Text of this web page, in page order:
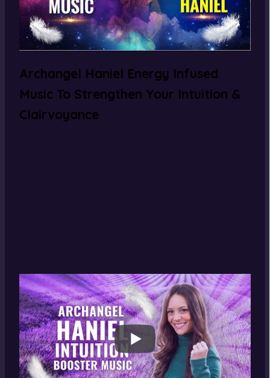
Archangel Haniel Energy Infused
Music To Strengthen Your Intuition &
Clairvoyance